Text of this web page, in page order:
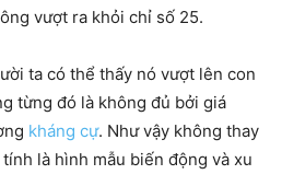
vượt ra khỏi chỉ số 25.
ta có thể thấy nó vượt lên con
từng đó là không đủ bởi giá
kháng cự. Như vậy không thay
là hình mẫu biến động và xu